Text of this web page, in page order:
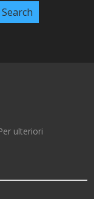
ulteriori